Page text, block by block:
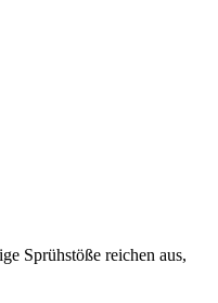
Sprühstöße reichen aus,